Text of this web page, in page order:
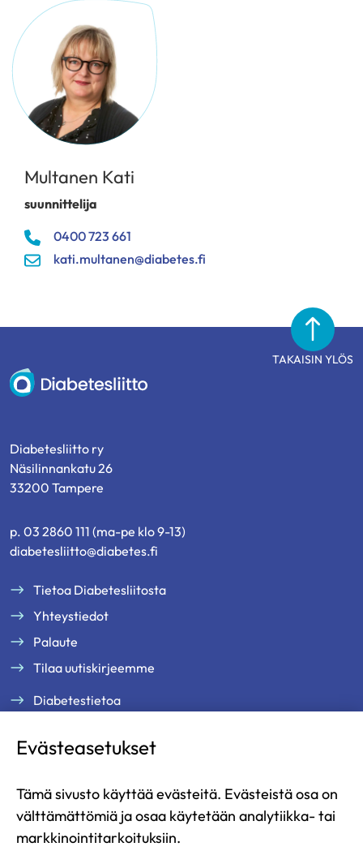
Multanen Kati
suunnittelija
0400 723 661
kati.multanen@diabetes.fi
TAKAISIN YLÖS
Diabetesliitto
Diabetesliitto ry
Näsilinnankatu 26
33200 Tampere
p. 03 2860 111 (ma-pe klo 9-13)
diabetesliitto@diabetes.fi
Tietoa Diabetesliitosta
Yhteystiedot
Palaute
Tilaa uutiskirjeemme
Diabetestietoa
Jäsenille
Ajankohtaista
Yritysyhteistyö ja kumppanuus
Evästeasetukset
Tämä sivusto käyttää evästeitä. Evästeistä osa on
välttämättömiä ja osaa käytetään analytiikka- tai
markkinointitarkoituksiin.